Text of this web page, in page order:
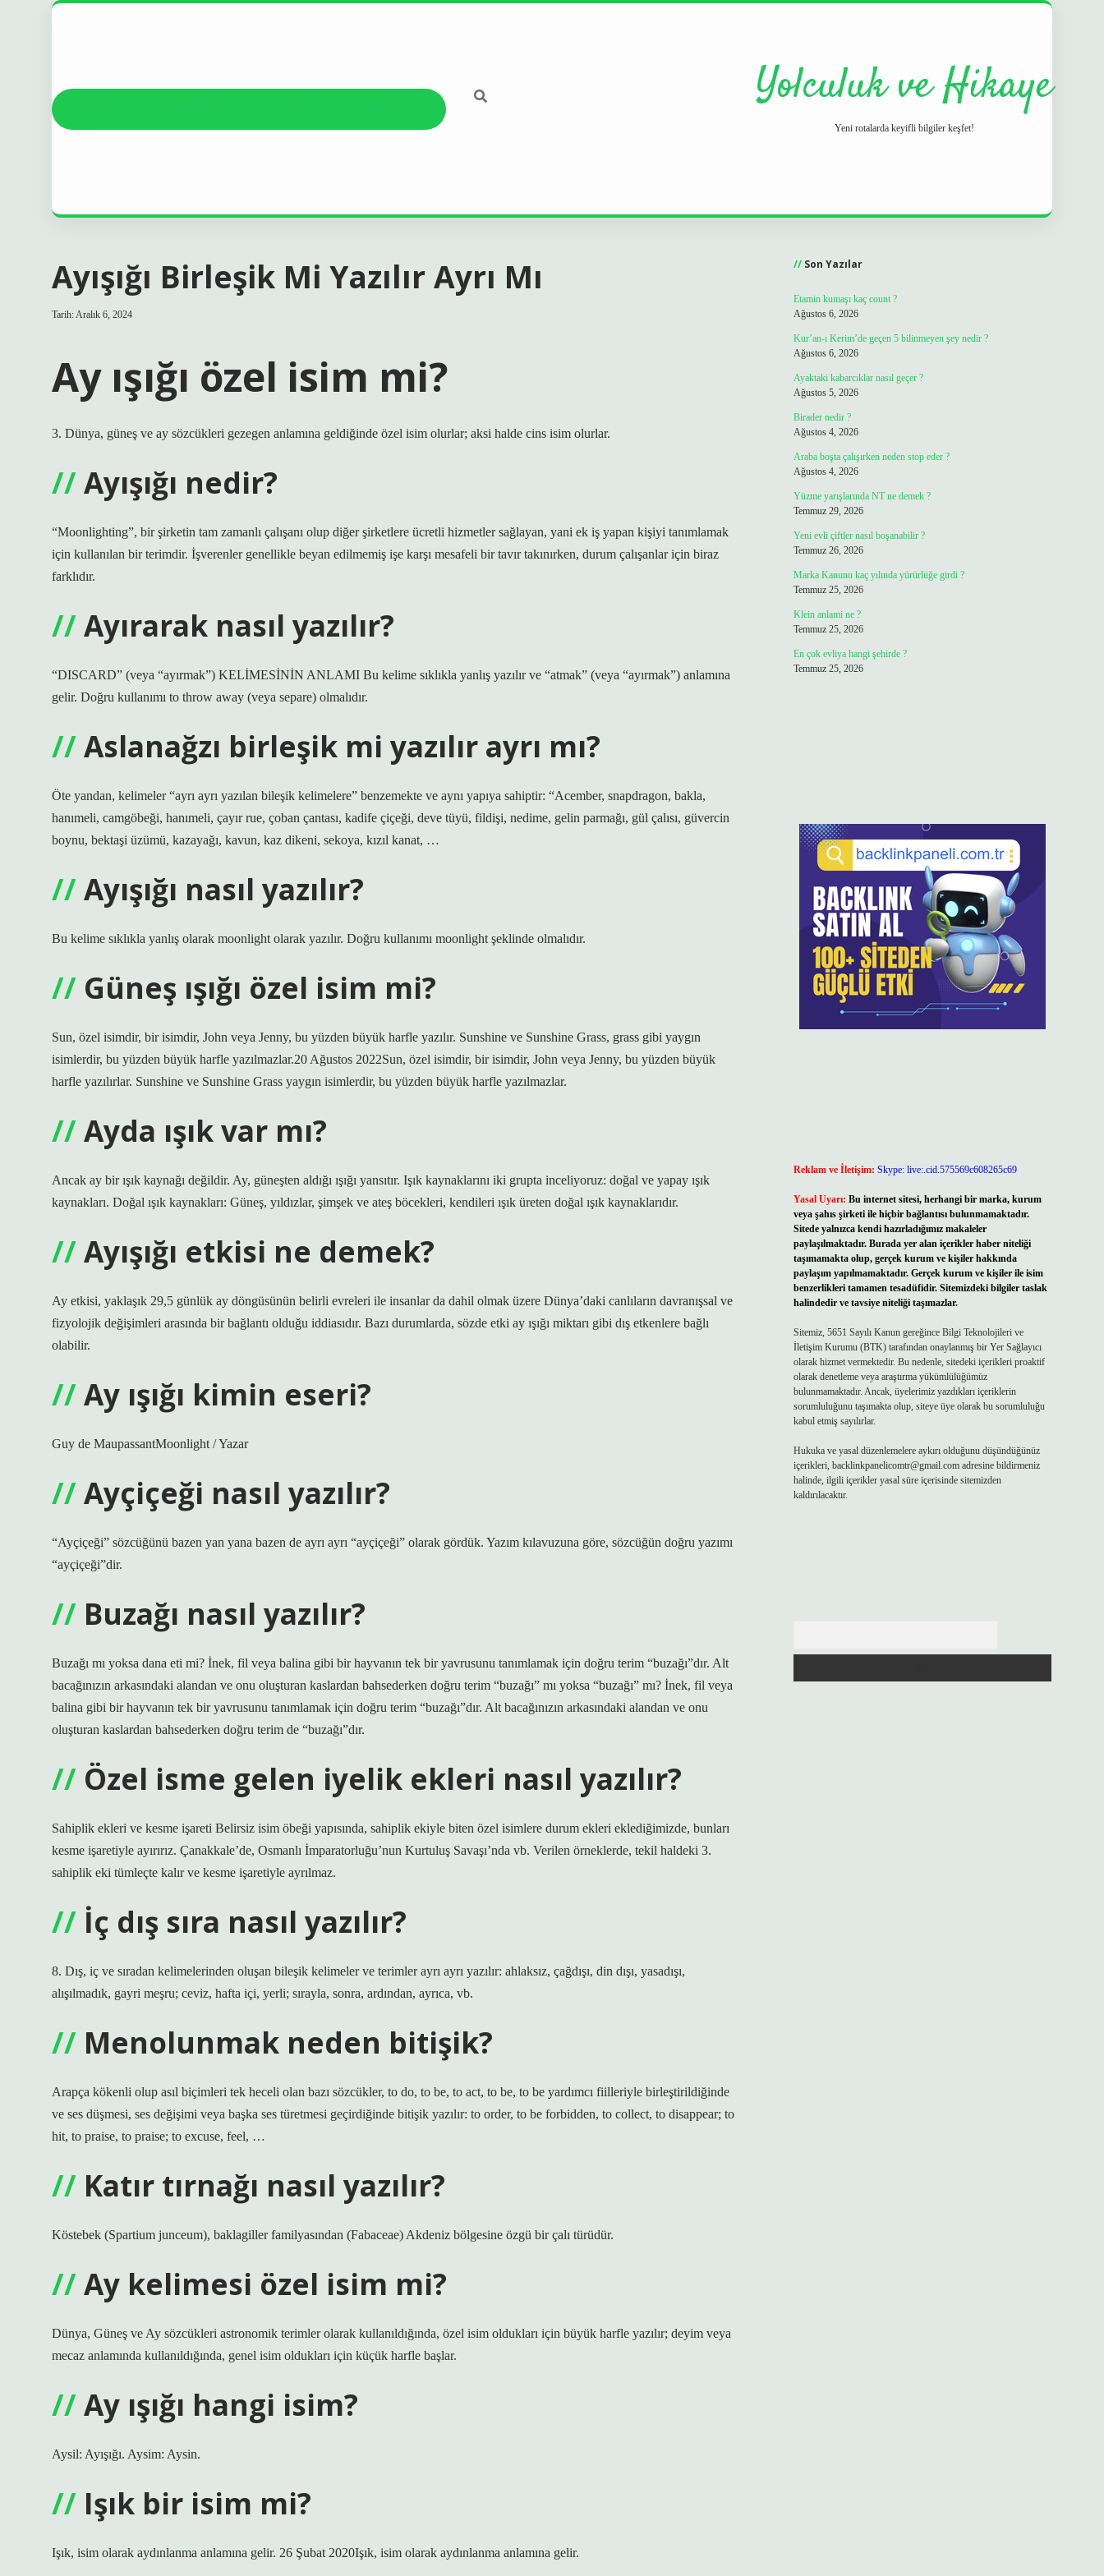
Yolculuk ve Hikaye
Yeni rotalarda keyifli bilgiler keşfet!
Ayışığı Birleşik Mi Yazılır Ayrı Mı
Tarih: Aralık 6, 2024
Ay ışığı özel isim mi?
3. Dünya, güneş ve ay sözcükleri gezegen anlamına geldiğinde özel isim olurlar; aksi halde cins isim olurlar.
Ayışığı nedir?
“Moonlighting”, bir şirketin tam zamanlı çalışanı olup diğer şirketlere ücretli hizmetler sağlayan, yani ek iş yapan kişiyi tanımlamak
için kullanılan bir terimdir. İşverenler genellikle beyan edilmemiş işe karşı mesafeli bir tavır takınırken, durum çalışanlar için biraz
farklıdır.
Ayırarak nasıl yazılır?
“DISCARD” (veya “ayırmak”) KELİMESİNİN ANLAMI Bu kelime sıklıkla yanlış yazılır ve “atmak” (veya “ayırmak”) anlamına
gelir. Doğru kullanımı to throw away (veya separe) olmalıdır.
Aslanağzı birleşik mi yazılır ayrı mı?
Öte yandan, kelimeler “ayrı ayrı yazılan bileşik kelimelere” benzemekte ve aynı yapıya sahiptir: “Acember, snapdragon, bakla,
hanımeli, camgöbeği, hanımeli, çayır rue, çoban çantası, kadife çiçeği, deve tüyü, fildişi, nedime, gelin parmağı, gül çalısı, güvercin
boynu, bektaşi üzümü, kazayağı, kavun, kaz dikeni, sekoya, kızıl kanat, …
Ayışığı nasıl yazılır?
Bu kelime sıklıkla yanlış olarak moonlight olarak yazılır. Doğru kullanımı moonlight şeklinde olmalıdır.
Güneş ışığı özel isim mi?
Sun, özel isimdir, bir isimdir, John veya Jenny, bu yüzden büyük harfle yazılır. Sunshine ve Sunshine Grass, grass gibi yaygın
isimlerdir, bu yüzden büyük harfle yazılmazlar.20 Ağustos 2022Sun, özel isimdir, bir isimdir, John veya Jenny, bu yüzden büyük
harfle yazılırlar. Sunshine ve Sunshine Grass yaygın isimlerdir, bu yüzden büyük harfle yazılmazlar.
Ayda ışık var mı?
Ancak ay bir ışık kaynağı değildir. Ay, güneşten aldığı ışığı yansıtır. Işık kaynaklarını iki grupta inceliyoruz: doğal ve yapay ışık
kaynakları. Doğal ışık kaynakları: Güneş, yıldızlar, şimşek ve ateş böcekleri, kendileri ışık üreten doğal ışık kaynaklarıdır.
Ayışığı etkisi ne demek?
Ay etkisi, yaklaşık 29,5 günlük ay döngüsünün belirli evreleri ile insanlar da dahil olmak üzere Dünya’daki canlıların davranışsal ve
fizyolojik değişimleri arasında bir bağlantı olduğu iddiasıdır. Bazı durumlarda, sözde etki ay ışığı miktarı gibi dış etkenlere bağlı
olabilir.
Ay ışığı kimin eseri?
Guy de MaupassantMoonlight / Yazar
Ayçiçeği nasıl yazılır?
“Ayçiçeği” sözcüğünü bazen yan yana bazen de ayrı ayrı “ayçiçeği” olarak gördük. Yazım kılavuzuna göre, sözcüğün doğru yazımı
“ayçiçeği”dir.
Buzağı nasıl yazılır?
Buzağı mı yoksa dana eti mi? İnek, fil veya balina gibi bir hayvanın tek bir yavrusunu tanımlamak için doğru terim “buzağı”dır. Alt
bacağınızın arkasındaki alandan ve onu oluşturan kaslardan bahsederken doğru terim “buzağı” mı yoksa “buzağı” mı? İnek, fil veya
balina gibi bir hayvanın tek bir yavrusunu tanımlamak için doğru terim “buzağı”dır. Alt bacağınızın arkasındaki alandan ve onu
oluşturan kaslardan bahsederken doğru terim de “buzağı”dır.
Özel isme gelen iyelik ekleri nasıl yazılır?
Sahiplik ekleri ve kesme işareti Belirsiz isim öbeği yapısında, sahiplik ekiyle biten özel isimlere durum ekleri eklediğimizde, bunları
kesme işaretiyle ayırırız. Çanakkale’de, Osmanlı İmparatorluğu’nun Kurtuluş Savaşı’nda vb. Verilen örneklerde, tekil haldeki 3.
sahiplik eki tümleçte kalır ve kesme işaretiyle ayrılmaz.
İç dış sıra nasıl yazılır?
8. Dış, iç ve sıradan kelimelerinden oluşan bileşik kelimeler ve terimler ayrı ayrı yazılır: ahlaksız, çağdışı, din dışı, yasadışı,
alışılmadık, gayri meşru; ceviz, hafta içi, yerli; sırayla, sonra, ardından, ayrıca, vb.
Menolunmak neden bitişik?
Arapça kökenli olup asıl biçimleri tek heceli olan bazı sözcükler, to do, to be, to act, to be, to be yardımcı fiilleriyle birleştirildiğinde
ve ses düşmesi, ses değişimi veya başka ses türetmesi geçirdiğinde bitişik yazılır: to order, to be forbidden, to collect, to disappear; to
hit, to praise, to praise; to excuse, feel, …
Katır tırnağı nasıl yazılır?
Köstebek (Spartium junceum), baklagiller familyasından (Fabaceae) Akdeniz bölgesine özgü bir çalı türüdür.
Ay kelimesi özel isim mi?
Dünya, Güneş ve Ay sözcükleri astronomik terimler olarak kullanıldığında, özel isim oldukları için büyük harfle yazılır; deyim veya
mecaz anlamında kullanıldığında, genel isim oldukları için küçük harfle başlar.
Ay ışığı hangi isim?
Aysil: Ayışığı. Aysim: Aysin.
Işık bir isim mi?
Işık, isim olarak aydınlanma anlamına gelir. 26 Şubat 2020Işık, isim olarak aydınlanma anlamına gelir.
Son Yazılar
Etamin kumaşı kaç count ?
Ağustos 6, 2026
Kur’an-ı Kerim’de geçen 5 bilinmeyen şey nedir ?
Ağustos 6, 2026
Ayaktaki kabarcıklar nasıl geçer ?
Ağustos 5, 2026
Birader nedir ?
Ağustos 4, 2026
Araba boşta çalışırken neden stop eder ?
Ağustos 4, 2026
Yüzme yarışlarında NT ne demek ?
Temmuz 29, 2026
Yeni evli çiftler nasıl boşanabilir ?
Temmuz 26, 2026
Marka Kanunu kaç yılında yürürlüğe girdi ?
Temmuz 25, 2026
Klein anlami ne ?
Temmuz 25, 2026
En çok evliya hangi şehirde ?
Temmuz 25, 2026
Reklam ve İletişim: Skype: live:.cid.575569c608265c69
Yasal Uyarı: Bu internet sitesi, herhangi bir marka, kurum
veya şahıs şirketi ile hiçbir bağlantısı bulunmamaktadır.
Sitede yalnızca kendi hazırladığımız makaleler
paylaşılmaktadır. Burada yer alan içerikler haber niteliği
taşımamakta olup, gerçek kurum ve kişiler hakkında
paylaşım yapılmamaktadır. Gerçek kurum ve kişiler ile isim
benzerlikleri tamamen tesadüfidir. Sitemizdeki bilgiler taslak
halindedir ve tavsiye niteliği taşımazlar.
Sitemiz, 5651 Sayılı Kanun gereğince Bilgi Teknolojileri ve
İletişim Kurumu (BTK) tarafından onaylanmış bir Yer Sağlayıcı
olarak hizmet vermektedir. Bu nedenle, sitedeki içerikleri proaktif
olarak denetleme veya araştırma yükümlülüğümüz
bulunmamaktadır. Ancak, üyelerimiz yazdıkları içeriklerin
sorumluluğunu taşımakta olup, siteye üye olarak bu sorumluluğu
kabul etmiş sayılırlar.
Hukuka ve yasal düzenlemelere aykırı olduğunu düşündüğünüz
içerikleri, backlinkpanelicomtr@gmail.comadresine bildirmeniz
halinde, ilgili içerikler yasal süre içerisinde sitemizden
kaldırılacaktır.